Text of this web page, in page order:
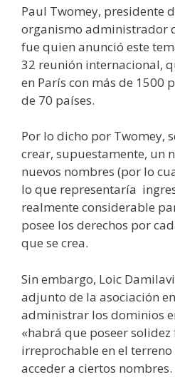
Paul Twomey, presidente
organismo administrador
fue quien anunció este
32 reunión internacional,
en París con más de 1500
de 70 países.
Por lo dicho por Twomey,
crear, supuestamente, un
nuevos nombres (por lo
lo que representaría
realmente considerable
posee los derechos por
que se crea.
Sin embargo, Loic
adjunto de la asociación
administrar los dominios
«habrá que poseer solidez
irreprochable en el
acceder a ciertos nombres.